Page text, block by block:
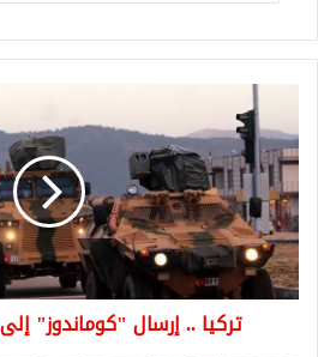
إرسال
"كوماندوز"
إلى
الحدود
مع
سوريا
تركيا .. إرسال "كوماندوز"